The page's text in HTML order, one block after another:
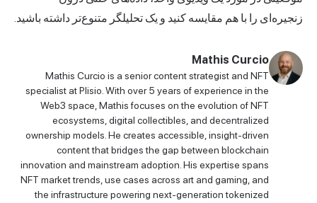
زنجیره‌ای را با هم مقایسه کنید و یک تحلیلگر متنوع‌تر داشته باشید.
Mathis Curcio
Mathis Curcio is a senior content strategist and NFT
specialist at Plisio. With over 5 years of experience in the
Web3 space, Mathis focuses on the evolution of NFT
ecosystems, digital collectibles, and decentralized
ownership models. He creates accessible, insight-driven
content that bridges the gap between blockchain
innovation and mainstream adoption. His expertise spans
NFT market trends, use cases across art and gaming, and
the infrastructure powering next-generation tokenized